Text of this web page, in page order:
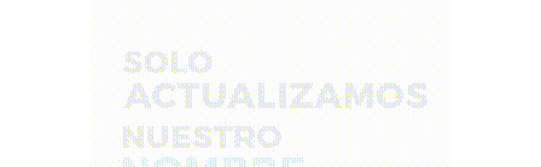
La relación entre ambos países comenzó a deteriorarse
tras la caída y detención de Castillo por su intento de
disolver el Congreso a finales de 2022. En ese momento,
México concedió asilo a la esposa y los hijos del
exmandatario.